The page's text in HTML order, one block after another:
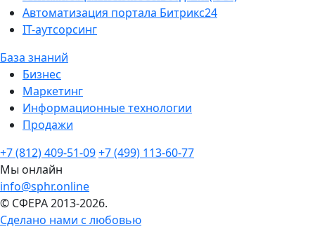
Автоматизация портала Битрикс24
IT-аутсорсинг
База знаний
Бизнес
Маркетинг
Информационные технологии
Продажи
+7 (812) 409-51-09+7 (499) 113-60-77
Мы онлайн
info@sphr.online
© СФЕРА 2013-2026.
Сделано нами с любовью